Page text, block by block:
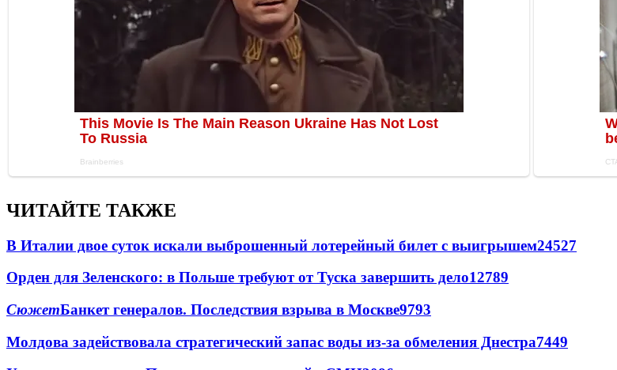
ЧИТАЙТЕ ТАКЖЕ
В Италии двое суток искали выброшенный лотерейный билет с выигрышем24527
Орден для Зеленского: в Польше требуют от Туска завершить дело12789
СюжетБанкет генералов. Последствия взрыва в Москве9793
Молдова задействовала стратегический запас воды из-за обмеления Днестра7449